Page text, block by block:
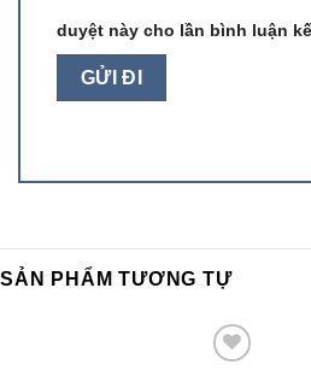
duyệt này cho lần bình luận
SẢN PHẨM TƯƠNG TỰ